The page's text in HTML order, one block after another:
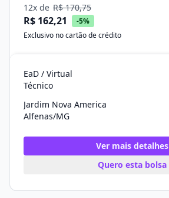
12x de R$ 170,75
R$ 162,21
-5%
Exclusivo no cartão de crédito
EaD / Virtual
Técnico
Jardim Nova America
Alfenas/MG
Ver mais detalhes
Quero esta bolsa